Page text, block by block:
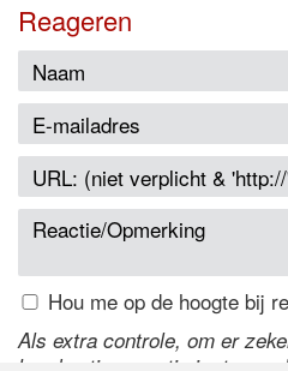
Reageren
Hou me op de hoogte bij
Als extra controle, om er